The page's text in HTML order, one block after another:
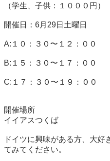
（学生、子供：１０００円）
開催日：6月29日土曜日
A:１０：３０〜１２：００
B:１５：３０〜１７：００
C:１７：３０〜１９：００
開催場所
イイアスつくば
ドイツに興味がある方、大好
てみてください。